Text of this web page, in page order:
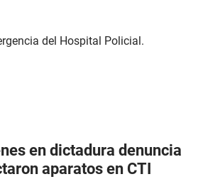
en dictadura denuncia
aparatos en CTI